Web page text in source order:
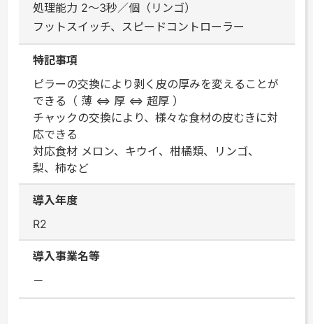
処理能力 2～3秒／個（リンゴ）
フットスイッチ、スピードコントローラー
特記事項
ピラーの交換により剥く皮の厚みを変えることが
できる（ 薄 ⇔ 厚 ⇔ 超厚 ）
チャックの交換により、様々な食材の皮むきに対
応できる
対応食材 メロン、キウイ、柑橘類、リンゴ、
梨、柿など
導入年度
R2
導入事業名等
－